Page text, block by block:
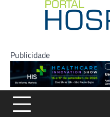
Publicidade